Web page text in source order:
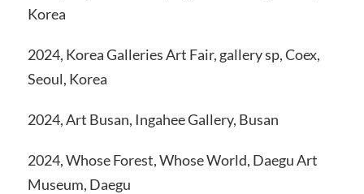
Korea
2024, Korea Galleries Art Fair, gallery sp, Coex,
Seoul, Korea
2024, Art Busan, Ingahee Gallery, Busan
2024, Whose Forest, Whose World, Daegu Art
Museum, Daegu